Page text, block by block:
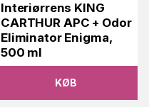
Interiørrens KING
CARTHUR APC + Odor
Eliminator Enigma,
500 ml
KØB